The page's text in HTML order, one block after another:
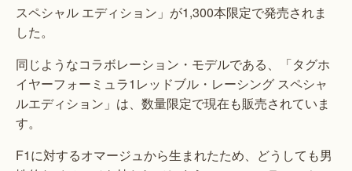
スペシャル エディション」が1,300本限定で発売されま
した。
同じようなコラボレーション・モデルである、「タグホ
イヤーフォーミュラ1レッドブル・レーシング スペシャ
ルエディション」は、数量限定で現在も販売されていま
す。
F1に対するオマージュから生まれたため、どうしても男